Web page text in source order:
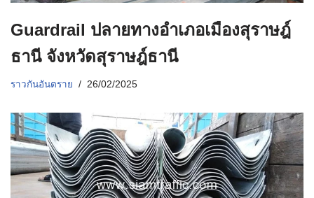
Guardrail ปลายทางอำเภอเมืองสุราษฎ์
ธานี จังหวัดสุราษฎ์ธานี
ราวกันอันตราย 26/02/2025